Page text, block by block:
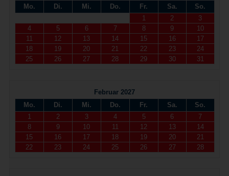
Mo.
Di. Mi. Do. Fr. Sa.
So.
1
2
3
4
5 6 7 8 9
10
11
12 13 14 15 16
17
18
19 20 21 22 23
24
25
26 27 28 29 30 31
Februar 2027
Mo.
Di. Mi. Do. Fr. Sa.
So.
1
2 3 4 5 6
7
8
9 10 11 12 13
14
15
16 17 18 19 20
21
22
23 24 25 26 27 28